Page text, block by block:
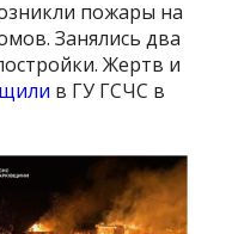
пожары на
Занялись два
Жертв и
в ГУ ГСЧС в